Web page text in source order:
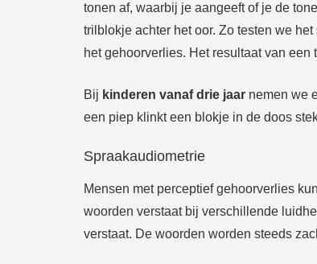
tonen af, waarbij je aangeeft of je de
trilblokje achter het oor. Zo testen we
het gehoorverlies. Het resultaat van
Bij kinderen vanaf drie jaar nemen we
een piep klinkt een blokje in de doos
Spraakaudiometrie
Mensen met perceptief gehoorverlies
woorden verstaat bij verschillende
verstaat. De woorden worden steeds